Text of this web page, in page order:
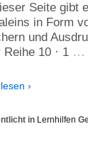
Seite gibt
in Form
und
Reihe 10 · 1 …
›
in Lernhilfen